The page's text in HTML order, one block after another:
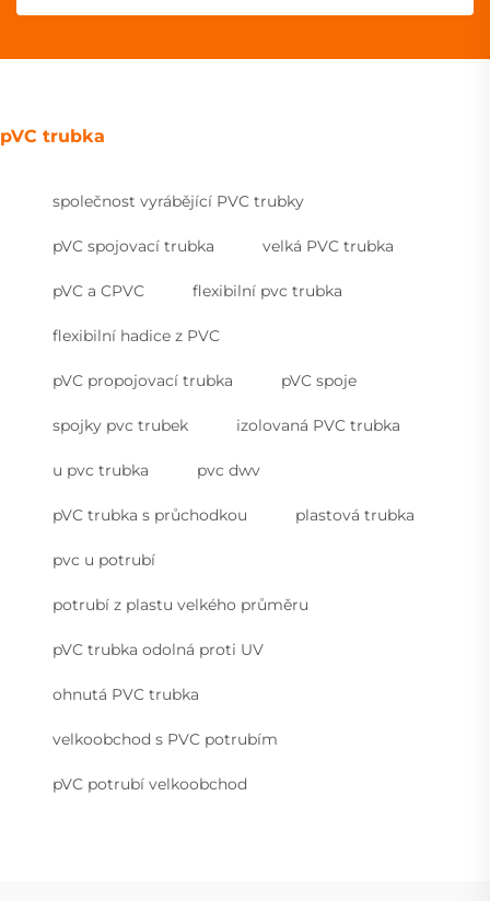
pVC trubka
společnost vyrábějící PVC trubky
pVC spojovací trubka velká PVC trubka
pVC a CPVC flexibilní pvc trubka
flexibilní hadice z PVC
pVC propojovací trubka pVC spoje
spojky pvc trubek izolovaná PVC trubka
u pvc trubka pvc dwv
pVC trubka s průchodkou plastová trubka
pvc u potrubí
potrubí z plastu velkého průměru
pVC trubka odolná proti UV
ohnutá PVC trubka
velkoobchod s PVC potrubím
pVC potrubí velkoobchod